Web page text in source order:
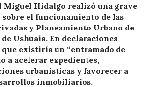
Hidalgo realizó una grave
el funcionamiento de las
y Planeamiento Urbano de
Ushuaia. En declaraciones
que existiría un “entramado de
a acelerar expedientes,
urbanísticas y favorecer a
inmobiliarios.